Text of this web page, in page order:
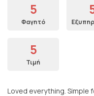
5
Φαγητό
5
Τιμή
Loved everything. Simple